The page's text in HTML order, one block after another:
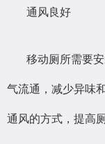
通风良好
移动厕所需要
气流通，减少异味
通风的方式，提高